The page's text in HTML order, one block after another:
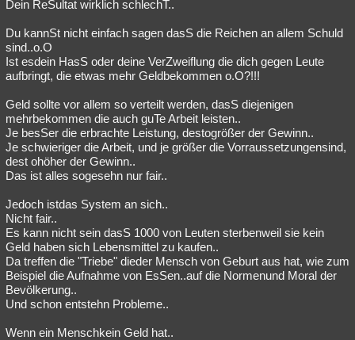
Dein ReSultat wirklich schlechT..
Du kannSt nicht einfach sagen dasS die Reichen an allem Schuld
sind..o.O
Ist esdein HasS oder deine VerZweiflung die dich gegen Leute
aufbringt, die etwas mehr Geldbekommen o.O?!!!
Geld sollte vor allem so verteilt werden, dasS diejenigen
mehrbekommen die auch guTe Arbeit leisten..
Je besSer die erbrachte Leistung, destogrößer der Gewinn..
Je schwieriger die Arbeit, und je größer die Vorraussetzungensind,
dest ohöher der Gewinn..
Das ist alles sogesehn nur fair..
Jedoch istdas System an sich..
Nicht fair..
Es kann nicht sein dasS 1000 von Leuten sterbenweil sie kein
Geld haben sich Lebensmittel zu kaufen..
Da treffen die "Triebe" dieder Mensch von Geburt aus hat, wie zum
Beispiel die Aufnahme von EsSen..auf die Normenund Moral der
Bevölkerung..
Und schon entstehn Probleme..
Wenn ein Menschkein Geld hat..